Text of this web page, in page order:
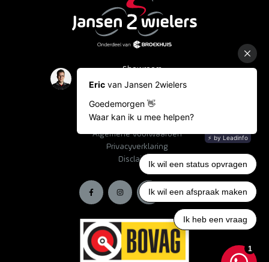
Showroom
Occasions
Bestelinformatie
Algemene voorwaarden
Privacyverklaring
Disclaimer